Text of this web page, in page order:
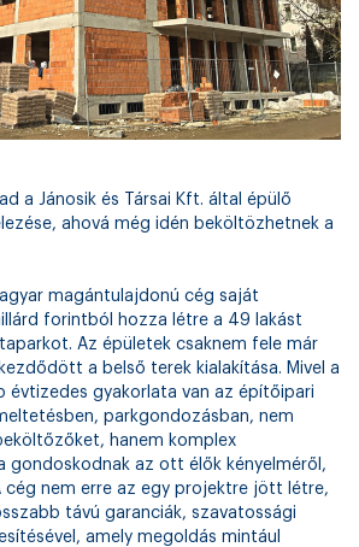
a Jánosik és Társai Kft. által épülő
ahová még idén beköltözhetnek a
magántulajdonú cég saját
forintból hozza létre a 49 lakást
Az épületek csaknem fele már
a belső terek kialakítása. Mivel a
évtizedes gyakorlata van az építőipari
parkgondozásban, nem
hanem komplex
gondoskodnak az ott élők kényelméről,
cég nem erre az egy projektre jött létre,
távú garanciák, szavatossági
amely megoldás mintául